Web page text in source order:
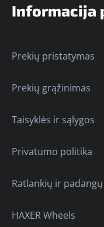
Informacija
Prekių pristatymas
Prekių grąžinimas
Taisyklės ir sąlygos
Privatumo politika
Ratlankių ir
HAXER Wheels